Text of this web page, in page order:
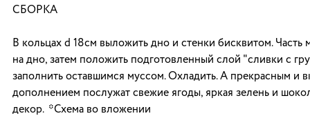
СБОРКА
В кольцах d 18см выложить дно и стенки бисквитом. Часть
на дно, затем положить подготовленный слой "сливки с
заполнить оставшимся муссом. Охладить. А прекрасным и
дополнением послужат свежие ягоды, яркая зелень и
декор. *Схема во вложении